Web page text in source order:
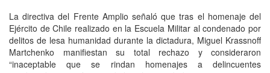
La directiva del Frente Amplio señaló que tras el homenaje del
Ejército de Chile realizado en la Escuela Militar al condenado por
delitos de lesa humanidad durante la dictadura, Miguel Krassnoff
Martchenko manifiestan su total rechazo y consideraron
“inaceptable que se rindan homenajes a delincuentes